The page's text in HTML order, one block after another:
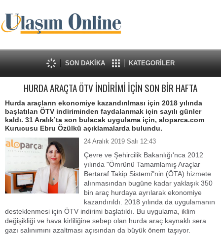
SON DAKİKA KATEGORİLER
HURDA ARAÇTA ÖTV İNDİRİMİ İÇİN SON BİR HAFTA
Hurda araçların ekonomiye kazandırılması için 2018 yılında
başlatılan ÖTV indiriminden faydalanmak için sayılı günler
kaldı. 31 Aralık’ta son bulacak uygulama için, aloparca.com
Kurucusu Ebru Özülkü açıklamalarda bulundu.
24 Aralık 2019 Salı 12:43
Çevre ve Şehircilik Bakanlığı'nca 2012
yılında "Ömrünü Tamamlamış Araçlar
Bertaraf Takip Sistemi"nin (ÖTA) hizmete
alınmasından bugüne kadar yaklaşık 350
bin araç hurdaya ayrılarak ekonomiye
kazandırıldı. 2018 yılında da uygulamanın
desteklenmesi için ÖTV indirimi başlatıldı. Bu uygulama, iklim
değişikliği ve hava kirliliğine sebep olan hurda araç kaynaklı sera
gazı salınımını azaltması açısından da büyük önem taşıyor.